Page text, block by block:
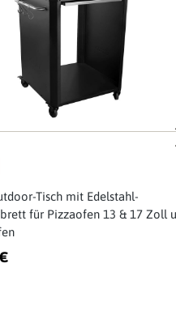
Tisch mit Edelstahl-
für Pizzaofen 13 & 17 Zoll